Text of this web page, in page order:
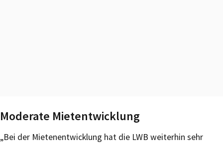
Moderate Mietentwicklung
„Bei der Mietenentwicklung hat die LWB weiterhin sehr